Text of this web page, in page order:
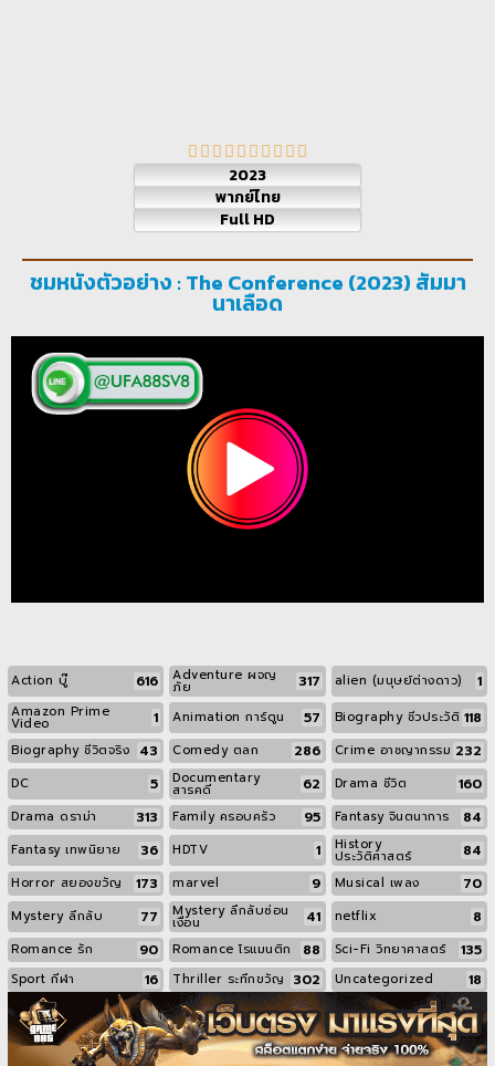
2023
พากย์ไทย
Full HD
ชมหนังตัวอย่าง : The Conference (2023) สัมมา
นาเลือด
Action บู๊ 616 Adventure ผจญ
ภัย 317 alien (มนุษย์ต่างดาว) 1
Amazon Prime
Video 1 Animation การ์ตูน 57 Biography ชีวประวัติ 118
Biography ชีวิตจริง 43 Comedy ตลก 286 Crime อาชญากรรม 232
DC 5 Documentary
สารคดี 62 Drama ชีวิต 160
Drama ดราม่า 313 Family ครอบครัว 95 Fantasy จินตนาการ 84
Fantasy เทพนิยาย 36 HDTV 1 History
ประวัติศาสตร์ 84
Horror สยองขวัญ 173 marvel 9 Musical เพลง 70
Mystery ลึกลับ 77 Mystery ลึกลับซ่อน
เงื่อน 41 netflix 8
Romance รัก 90 Romance โรแมนติก 88 Sci-Fi วิทยาศาสตร์ 135
Sport กีฬา 16 Thriller ระทึกขวัญ 302 Uncategorized 18